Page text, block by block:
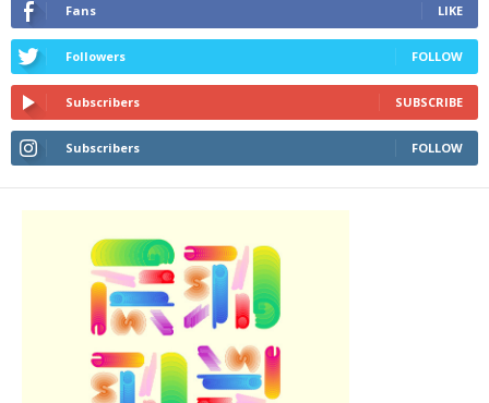
Fans LIKE
Followers FOLLOW
Subscribers SUBSCRIBE
Subscribers FOLLOW